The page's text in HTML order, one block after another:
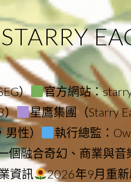
）
官方網站：
）
星鷹集團（Starry
性）
執行總監：
個融合奇幻、商業與
資訊
2026年9月重